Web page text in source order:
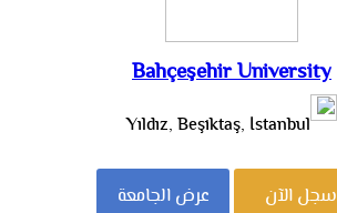
Bahçeşehir University
Yıldız, Beşiktaş, İstanbul
سجل الآن عرض الجامعة